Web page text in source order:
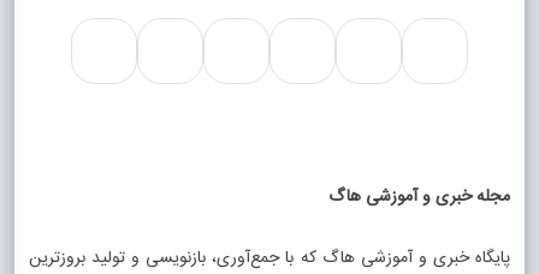
مجله خبری و آموزشی هاگ
پایگاه خبری و آموزشی هاگ که با جمع‌آوری، بازنویسی و تولید بروزترین